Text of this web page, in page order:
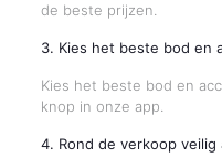
de beste prijzen.
3. Kies het beste bod en
Kies het beste bod en
knop in onze app.
4. Rond de verkoop veilig